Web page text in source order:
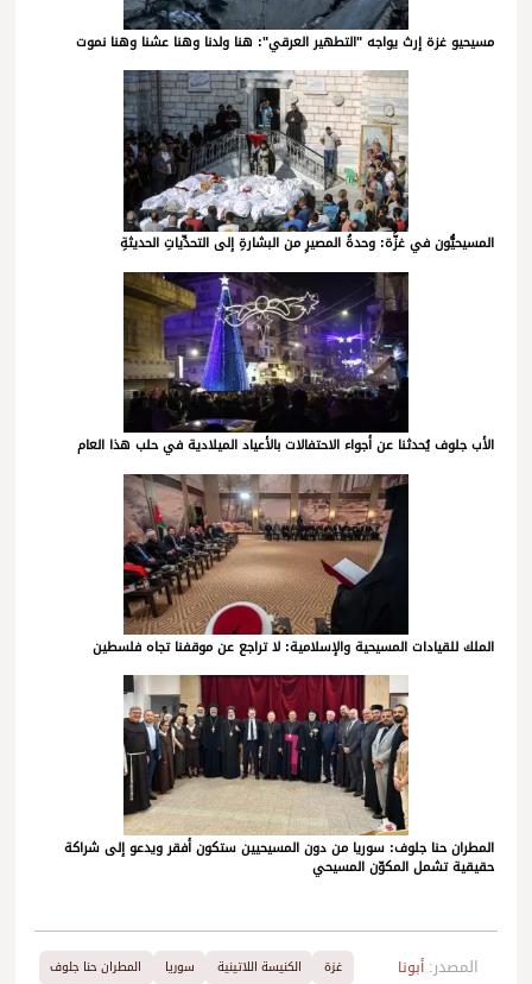
مسيحيو غزة إرث يواجه "التطهير العرقي": هنا ولدنا وهنا عشنا وهنا نموت
المسيحيُّون في غزَّة: وحدةُ المصيرِ من البشارةِ إلى التحدِّياتِ الحديثةِ
الأب جلوف يُحدثنا عن أجواء الاحتفالات بالأعياد الميلادية في حلب هذا العام
الملك للقيادات المسيحية والإسلامية: لا تراجع عن موقفنا تجاه فلسطين
المطران حنا جلوف: سوريا من دون المسيحيين ستكون أفقر ويدعو إلى شراكة
حقيقية تشمل المكوّن المسيحي
المصدر: أبونا غزة الكنيسة اللاتينية سوريا المطران حنا جلوف